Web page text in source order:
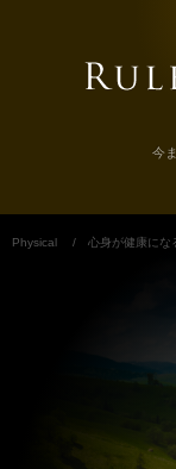
今
Physical / 心身が健康にな